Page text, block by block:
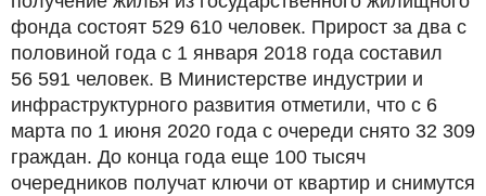
фонда состоят 529 610 человек. Прирост за два с
половиной года с 1 января 2018 года составил
56 591 человек. В Министерстве индустрии и
инфраструктурного развития отметили, что с 6
марта по 1 июня 2020 года с очереди снято 32 309
граждан. До конца года еще 100 тысяч
очередников получат ключи от квартир и снимутся